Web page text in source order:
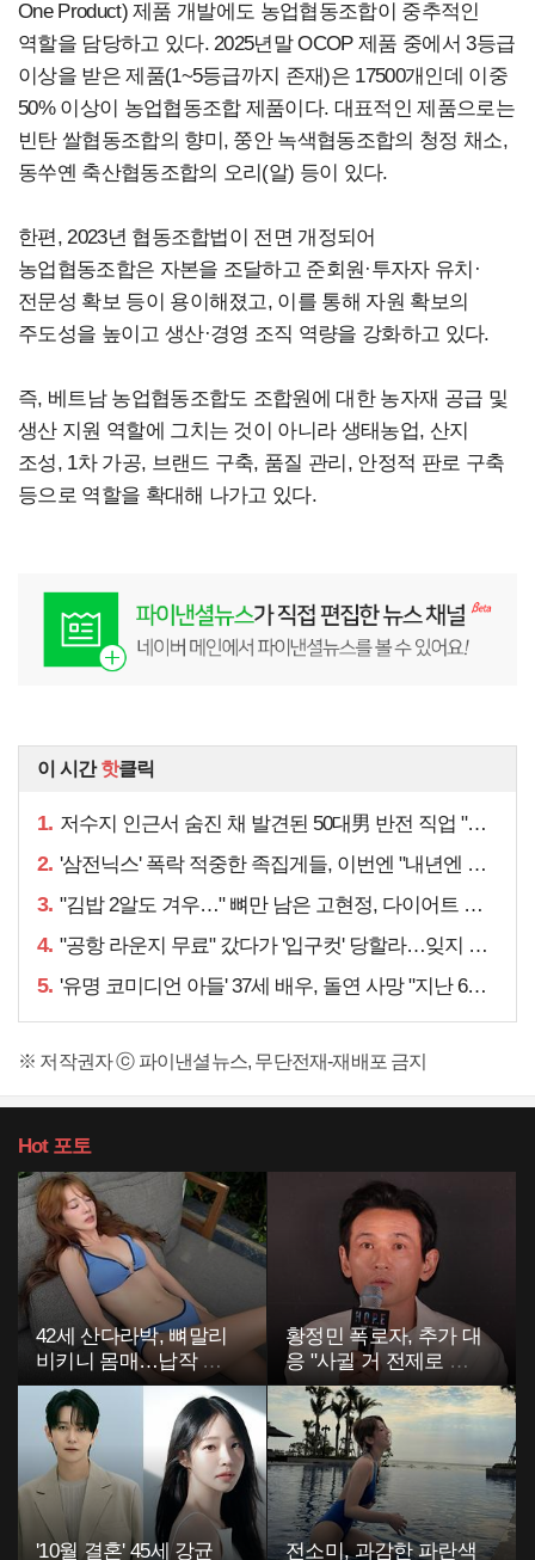
One Product) 제품 개발에도 농업협동조합이 중추적인
역할을 담당하고 있다. 2025년말 OCOP 제품 중에서 3등급
이상을 받은 제품(1~5등급까지 존재)은 17500개인데 이중
50% 이상이 농업협동조합 제품이다. 대표적인 제품으로는
빈탄 쌀협동조합의 향미, 쭝안 녹색협동조합의 청정 채소,
동쑤옌 축산협동조합의 오리(알) 등이 있다.
한편, 2023년 협동조합법이 전면 개정되어
농업협동조합은 자본을 조달하고 준회원·투자자 유치·
전문성 확보 등이 용이해졌고, 이를 통해 자원 확보의
주도성을 높이고 생산·경영 조직 역량을 강화하고 있다.
즉, 베트남 농업협동조합도 조합원에 대한 농자재 공급 및
생산 지원 역할에 그치는 것이 아니라 생태농업, 산지
조성, 1차 가공, 브랜드 구축, 품질 관리, 안정적 판로 구축
등으로 역할을 확대해 나가고 있다.
이 시간핫클릭
1. 저수지 인근서 숨진 채 발견된 50대男 반전 직업 "얼마 전…"
2. '삼전닉스' 폭락 적중한 족집게들, 이번엔 "내년엔 더욱…"
3. "김밥 2알도 겨우…" 뼈만 남은 고현정, 다이어트 아니라
4. "공항 라운지 무료" 갔다가 '입구컷' 당할라…잊지 말아야 할 것
5. '유명 코미디언 아들' 37세 배우, 돌연 사망 "지난 6월에도…"
※ 저작권자 ⓒ 파이낸셜뉴스, 무단전재-재배포 금지
Hot포토
42세 산다라박, 뼈말리
비키니 몸매…납작 복
부에 깜짝
황정민 폭로자, 추가 대
응 "사귈 거 전제로 하
고…"
'10월 결혼' 45세 강균
전소미, 과감한 파란색